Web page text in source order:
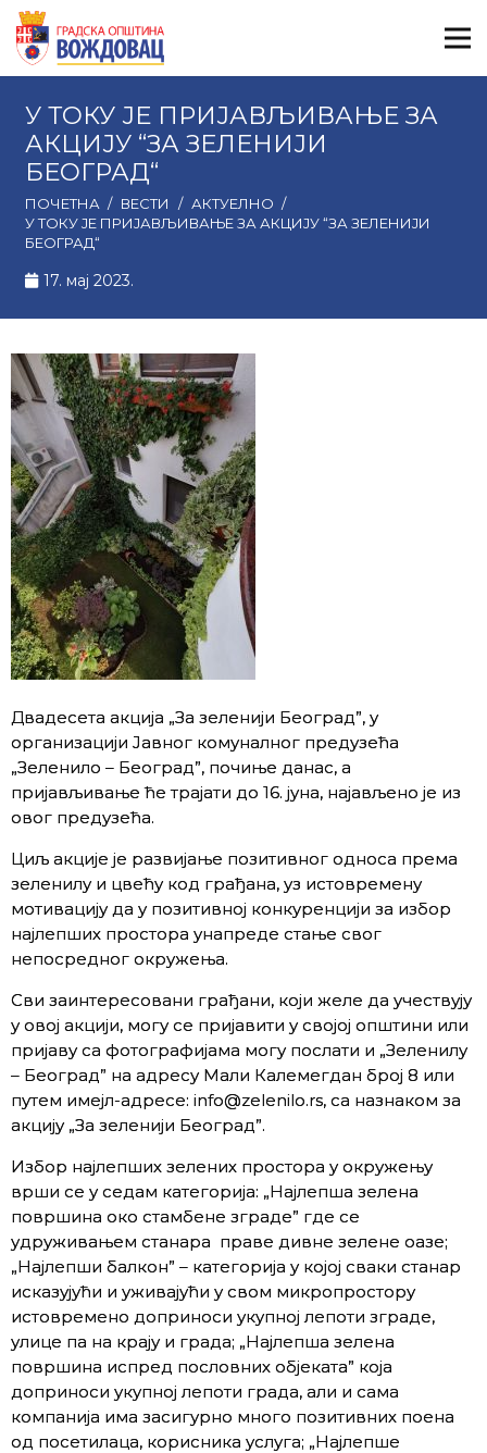
У ТОКУ ЈЕ ПРИЈАВЉИВАЊЕ ЗА
АКЦИЈУ “ЗА ЗЕЛЕНИЈИ
БЕОГРАД“
ПОЧЕТНА / ВЕСТИ / АКТУЕЛНО /
У ТОКУ ЈЕ ПРИЈАВЉИВАЊЕ ЗА АКЦИЈУ “ЗА ЗЕЛЕНИЈИ
БЕОГРАД“
17. мај 2023.
Двадесета акција „За зеленији Београд”, у
организацији Јавног комуналног предузећа
„Зеленило – Београд”, почиње данас, а
пријављивање ће трајати до 16. јуна, најављено је из
овог предузећа.
Циљ акције је развијање позитивног односа према
зеленилу и цвећу код грађана, уз истовремену
мотивацију да у позитивној конкуренцији за избор
најлепших простора унапреде стање свог
непосредног окружења.
Сви заинтересовани грађани, који желе да учествују
у овој акцији, могу се пријавити у својој општини или
пријаву са фотографијама могу послати и „Зеленилу
– Београд” на адресу Мали Калемегдан број 8 или
путем имејл-адресе: info@zelenilo.rs, са назнаком за
акцију „За зеленији Београд”.
Избор најлепших зелених простора у окружењу
врши се у седам категорија: „Најлепша зелена
површина око стамбене зграде” где се
удруживањем станара праве дивне зелене оазе;
„Најлепши балкон” – категорија у којој сваки станар
исказујући и уживајући у свом микропростору
истовремено доприноси укупној лепоти зграде,
улице па на крају и града; „Најлепша зелена
површина испред пословних објеката” која
доприноси укупној лепоти града, али и сама
компанија има засигурно много позитивних поена
од посетилаца, корисника услуга; „Најлепше